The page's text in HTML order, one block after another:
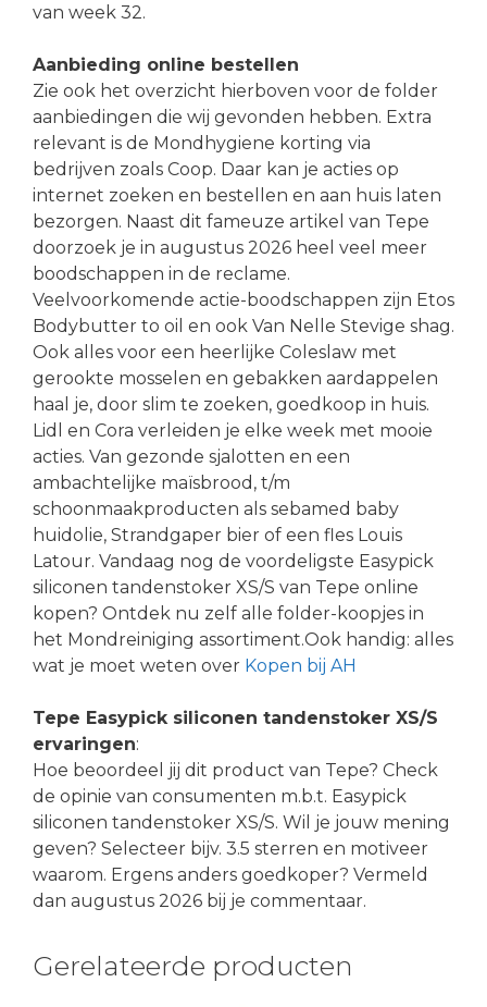
van week 32.
Aanbieding online bestellen
Zie ook het overzicht hierboven voor de folder
aanbiedingen die wij gevonden hebben. Extra
relevant is de Mondhygiene korting via
bedrijven zoals Coop. Daar kan je acties op
internet zoeken en bestellen en aan huis laten
bezorgen. Naast dit fameuze artikel van Tepe
doorzoek je in augustus 2026 heel veel meer
boodschappen in de reclame.
Veelvoorkomende actie-boodschappen zijn Etos
Bodybutter to oil en ook Van Nelle Stevige shag.
Ook alles voor een heerlijke Coleslaw met
gerookte mosselen en gebakken aardappelen
haal je, door slim te zoeken, goedkoop in huis.
Lidl en Cora verleiden je elke week met mooie
acties. Van gezonde sjalotten en een
ambachtelijke maïsbrood, t/m
schoonmaakproducten als sebamed baby
huidolie, Strandgaper bier of een fles Louis
Latour. Vandaag nog de voordeligste Easypick
siliconen tandenstoker XS/S van Tepe online
kopen? Ontdek nu zelf alle folder-koopjes in
het Mondreiniging assortiment.Ook handig: alles
wat je moet weten over Kopen bij AH
Tepe Easypick siliconen tandenstoker XS/S
ervaringen:
Hoe beoordeel jij dit product van Tepe? Check
de opinie van consumenten m.b.t. Easypick
siliconen tandenstoker XS/S. Wil je jouw mening
geven? Selecteer bijv. 3.5 sterren en motiveer
waarom. Ergens anders goedkoper? Vermeld
dan augustus 2026 bij je commentaar.
Gerelateerde producten